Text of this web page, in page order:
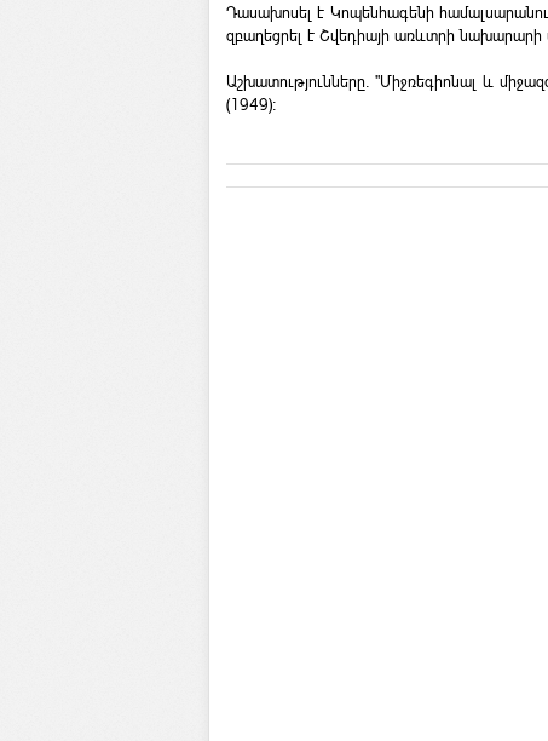
Դասախոսել է Կոպենհագենի
զբաղեցրել է Շվեդիայի առևտրի նախարարի
Աշխատությունները. "Միջռեգիոնալ և
(1949):